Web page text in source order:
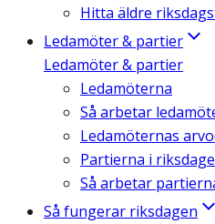
Hitta äldre
Ledamöter & partier
Ledamöter & partier
Ledamöterna
Så arbetar
Ledamöternas
Partierna i
Så arbetar
Så fungerar riksdagen